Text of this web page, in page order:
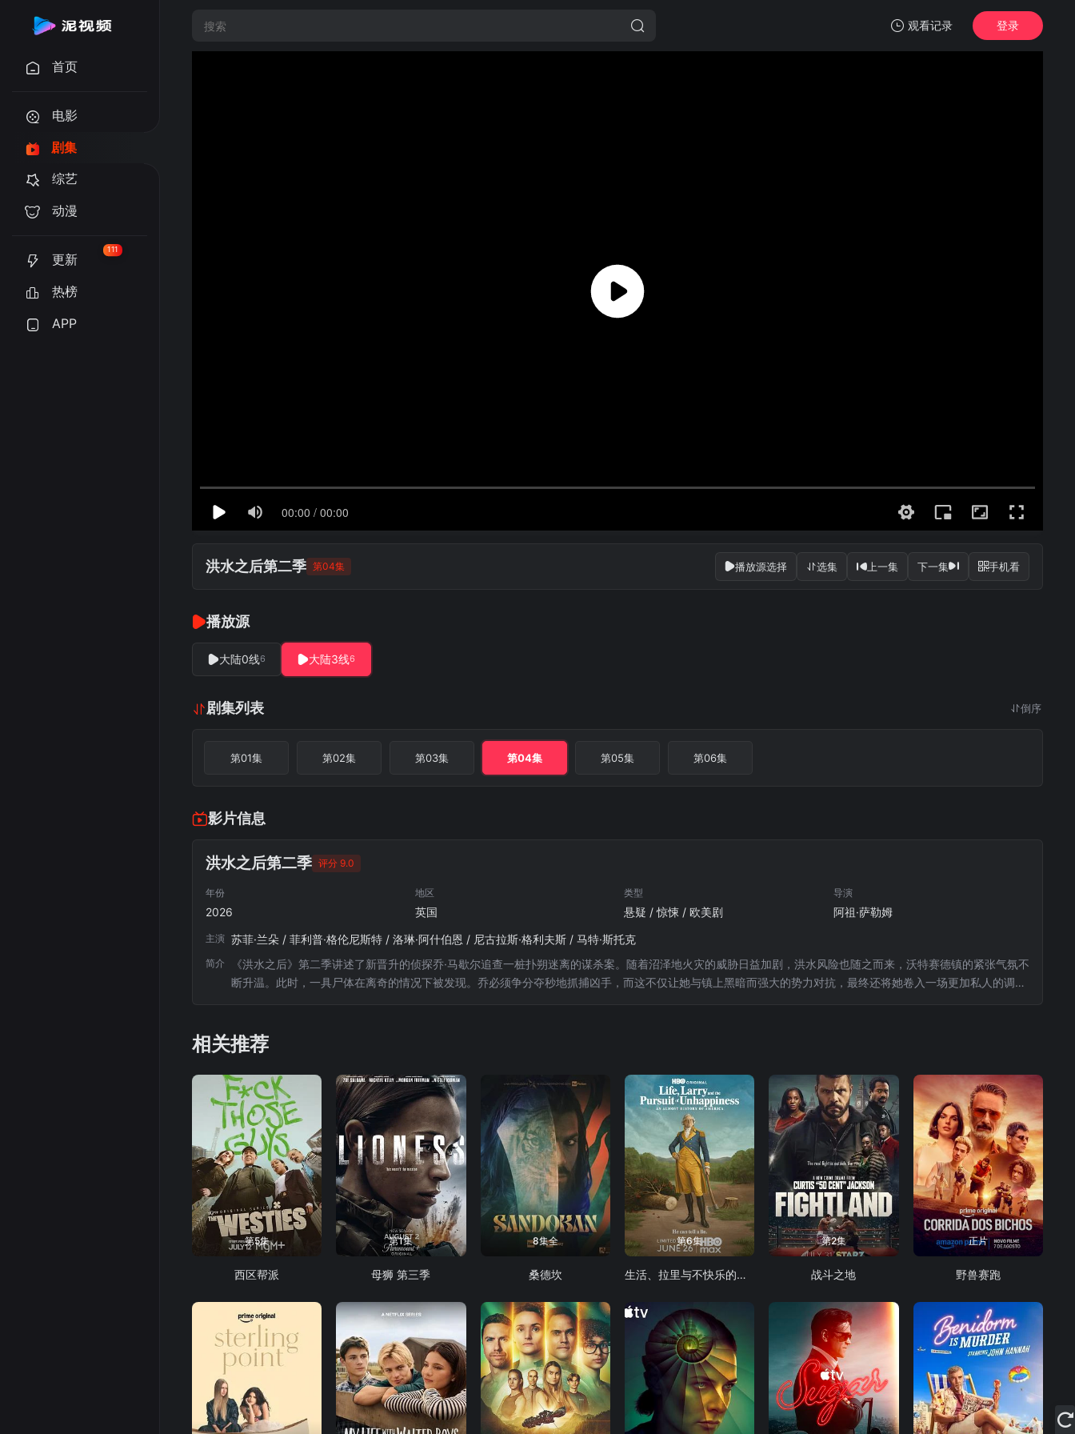
观看记录 登录
首页
电影
剧集
综艺
动漫
更新
111
热榜
APP
洪水之后第二季 第04集 播放源选择 选集 上一集 下一集 手机看
播放源
大陆0线6 大陆3线6
剧集列表 倒序
第01集 第02集 第03集 第04集 第05集 第06集
影片信息
洪水之后第二季 评分 9.0
年份
2026
地区
英国
类型
悬疑 / 惊悚 / 欧美剧
导演
阿祖·萨勒姆
主演 苏菲·兰朵 / 菲利普·格伦尼斯特 / 洛琳·阿什伯恩 / 尼古拉斯·格利夫斯 / 马特·斯托克
简介
《洪水之后》第二季讲述了新晋升的侦探乔·马歇尔追查一桩扑朔迷离的谋杀案。随着沼泽地火灾的威胁日益加剧，洪水风险也随之而来，沃特赛德镇的紧张气氛不
断升温。此时，一具尸体在离奇的情况下被发现。乔必须争分夺秒地抓捕凶手，而这不仅让她与镇上黑暗而强大的势力对抗，最终还将她卷入一场更加私人的调
相关推荐
第5集
西区帮派
第1集
母狮 第三季
8集全
桑德坎
第6集
生活、拉里与不快乐的追求：一部美国史
第2集
战斗之地
正片
野兽赛跑